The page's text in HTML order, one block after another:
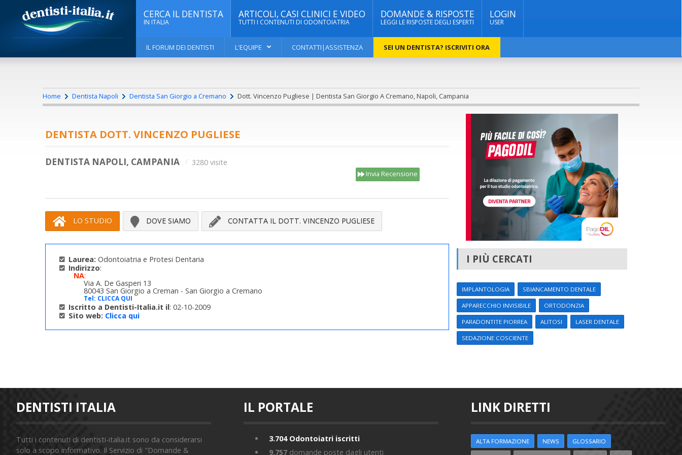
CERCA IL DENTISTA
IN ITALIA
ARTICOLI, CASI CLINICI E VIDEO
TUTTI I CONTENUTI DI ODONTOIATRIA
DOMANDE & RISPOSTE
LEGGI LE RISPOSTE DEGLI ESPERTI
LOGIN
USER
IL FORUM DEI DENTISTI L'EQUIPE CONTATTI|ASSISTENZA SEI UN DENTISTA? ISCRIVITI ORA
Home Dentista Napoli Dentista San Giorgio a Cremano Dott. Vincenzo Pugliese | Dentista San Giorgio A Cremano, Napoli, Campania
DENTISTA DOTT. VINCENZO PUGLIESE
DENTISTA NAPOLI, CAMPANIA 3280 visite
Invia Recensione
LO STUDIO DOVE SIAMO CONTATTA IL DOTT. VINCENZO PUGLIESE
Laurea: Odontoiatria e Protesi Dentaria
Indirizzo:
NA:
Via A. De Gasperi 13
80043 San Giorgio a Creman - San Giorgio a Cremano
Tel: CLICCA QUI
Iscritto a Dentisti-Italia.it il: 02-10-2009
Sito web: Clicca qui
I PIÙ CERCATI
IMPLANTOLOGIA SBIANCAMENTO DENTALE
APPARECCHIO INVISIBILE ORTODONZIA
PARADONTITE PIORREA ALITOSI LASER DENTALE
SEDAZIONE COSCIENTE
DENTISTI ITALIA
Tutti i contenuti di dentisti-italia.it sono da considerarsi
solo a scopo informativo. Il Servizio di "Domande &
IL PORTALE
3.704Odontoiatri iscritti
9.757 domande poste dagli utenti
LINK DIRETTI
ALTA FORMAZIONE NEWS GLOSSARIO